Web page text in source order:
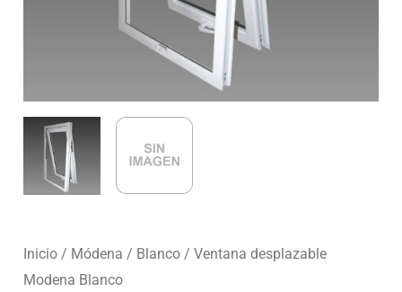
Inicio / Módena / Blanco / Ventana desplazable
Modena Blanco